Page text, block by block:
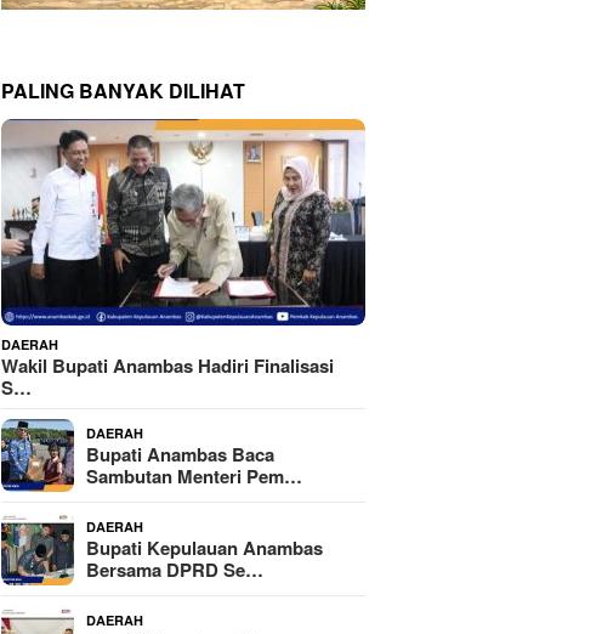
PALING BANYAK DILIHAT
DAERAH
Wakil Bupati Anambas Hadiri Finalisasi
S…
DAERAH
Bupati Anambas Baca
Sambutan Menteri Pem…
DAERAH
Bupati Kepulauan Anambas
Bersama DPRD Se…
DAERAH